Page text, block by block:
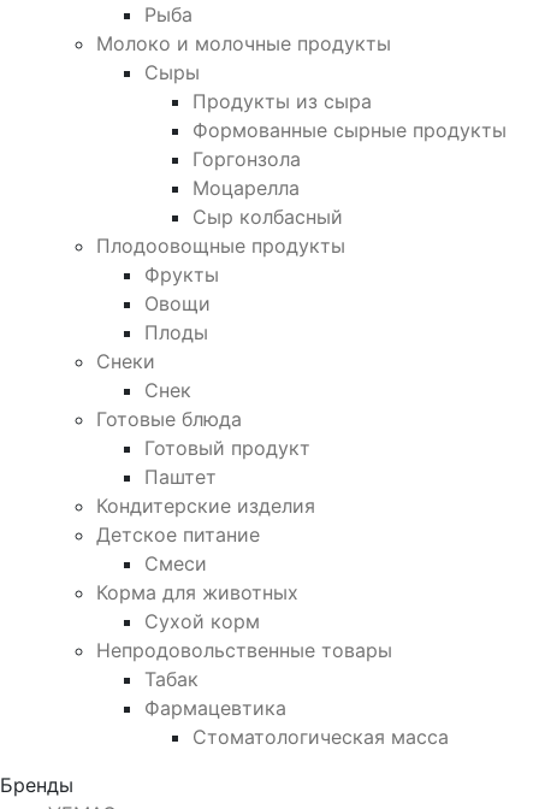
Рыба
Молоко и молочные продукты
Сыры
Продукты из сыра
Формованные сырные продукты
Горгонзола
Моцарелла
Сыр колбасный
Плодоовощные продукты
Фрукты
Овощи
Плоды
Снеки
Снек
Готовые блюда
Готовый продукт
Паштет
Кондитерские изделия
Детское питание
Смеси
Корма для животных
Сухой корм
Непродовольственные товары
Табак
Фармацевтика
Стоматологическая масса
Бренды